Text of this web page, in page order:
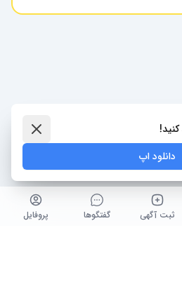
ثبت آگهی گفتگو‌ها پروفایل
کنید!
دانلود اپ